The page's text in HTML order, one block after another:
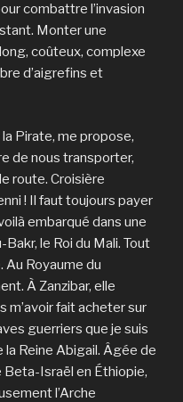
combattre l’invasion
Monter une
coûteux, complexe
d’aigrefins et
Pirate, me propose,
de nous transporter,
route. Croisière
! Il faut toujours payer
embarqué dans une
le Roi du Mali. Tout
Au Royaume du
À Zanzibar, elle
m’avoir fait acheter sur
guerriers que je suis
Reine Abigail. Âgée de
Beta-Israël en Éthiopie,
l’Arche